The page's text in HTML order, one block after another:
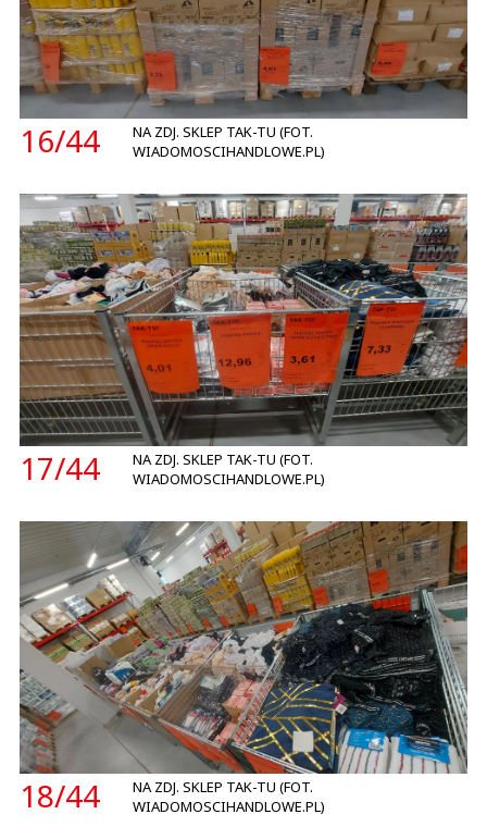
16/44
NA ZDJ. SKLEP TAK-TU (FOT.
WIADOMOSCIHANDLOWE.PL)
17/44
NA ZDJ. SKLEP TAK-TU (FOT.
WIADOMOSCIHANDLOWE.PL)
18/44
NA ZDJ. SKLEP TAK-TU (FOT.
WIADOMOSCIHANDLOWE.PL)